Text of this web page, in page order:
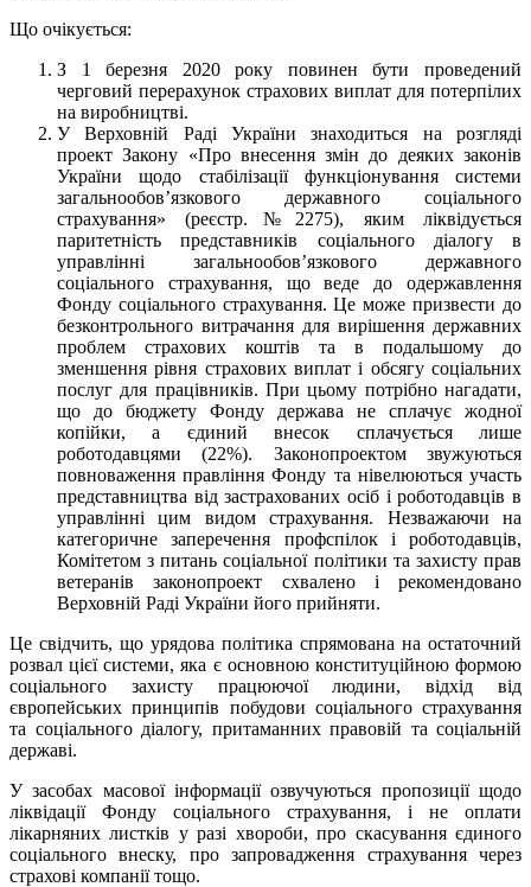
Що очікується:
З 1 березня 2020 року повинен бути проведений
черговий перерахунок страхових виплат для потерпілих
на виробництві.
У Верховній Раді України знаходиться на розгляді
проект Закону «Про внесення змін до деяких законів
України щодо стабілізації функціонування системи
загальнообов’язкового державного соціального
страхування» (реєстр.№2275), яким ліквідується
паритетність представників соціального діалогу в
управлінні загальнообов’язкового державного
соціального страхування, що веде до одержавлення
Фонду соціального страхування. Це може призвести до
безконтрольного витрачання для вирішення державних
проблем страхових коштів та в подальшому до
зменшення рівня страхових виплат і обсягу соціальних
послуг для працівників. При цьому потрібно нагадати,
що до бюджету Фонду держава не сплачує жодної
копійки, а єдиний внесок сплачується лише
роботодавцями (22%). Законопроектом звужуються
повноваження правління Фонду та нівелюються участь
представництва від застрахованих осіб і роботодавців в
управлінні цим видом страхування. Незважаючи на
категоричне заперечення профспілок і роботодавців,
Комітетом з питань соціальної політики та захисту прав
ветеранів законопроект схвалено і рекомендовано
Верховній Раді України його прийняти.
Це свідчить, що урядова політика спрямована на остаточний
розвал цієї системи, яка є основною конституційною формою
соціального захисту працюючої людини, відхід від
європейських принципів побудови соціального страхування
та соціального діалогу, притаманних правовій та соціальній
державі.
У засобах масової інформації озвучуються пропозиції щодо
ліквідації Фонду соціального страхування, і не оплати
лікарняних листків у разі хвороби, про скасування єдиного
соціального внеску, про запровадження страхування через
страхові компанії тощо.